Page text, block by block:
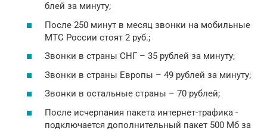
блей за минуту;
После 250 минут в месяц звонки на мобильные
МТС России стоят 2 руб.;
Звонки в страны СНГ – 35 рублей за минуту­;
Звонки в страны Европы – 49 рублей за мин­уту;
Звонки в остальные страны – 70 рублей;­
После исчерпания пакета интернет-трафика ­
подключается дополнительный пакет 500 Мб ­за